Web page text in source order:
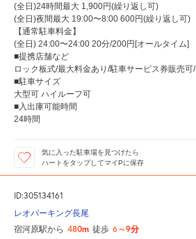
(全日)24時間最大 1,900円(繰り返し可)
(全日)夜間最大 19:00〜8:00 600円(繰り返し可)
【通常駐車料金】
(全日) 24:00〜24:00 20分/200円[オールタイム]
■提携店舗など
ロック板式/最大料金あり/駐車サービス券販売可/
■駐車サイズ
大型可 ハイルーフ可
■入出庫可能時間
24時間
気に入った駐車場を見つけたら
ハートをタップしてマイPに保存
ID:305134161
レオパーキング長尾
宿河原駅から 480m 徒歩 6～9分